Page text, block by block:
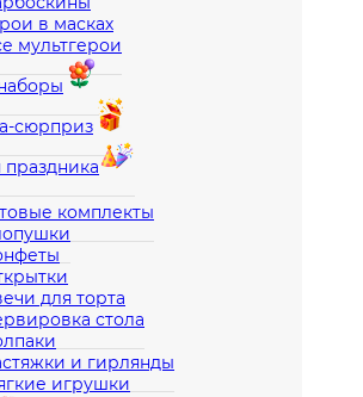
в масках
мультгерои
сюрприз
праздника
комплекты
для торта
стола
и гирлянды
игрушки